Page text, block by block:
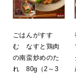
ごはんがすす
む なすと鶏肉
の南蛮炒めのた
れ 80g（2～3